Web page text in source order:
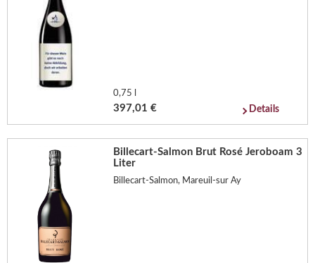
0,75 l
397,01 € Details
Billecart-Salmon Brut Rosé Jeroboam 3
Liter
Billecart-Salmon, Mareuil-sur Ay